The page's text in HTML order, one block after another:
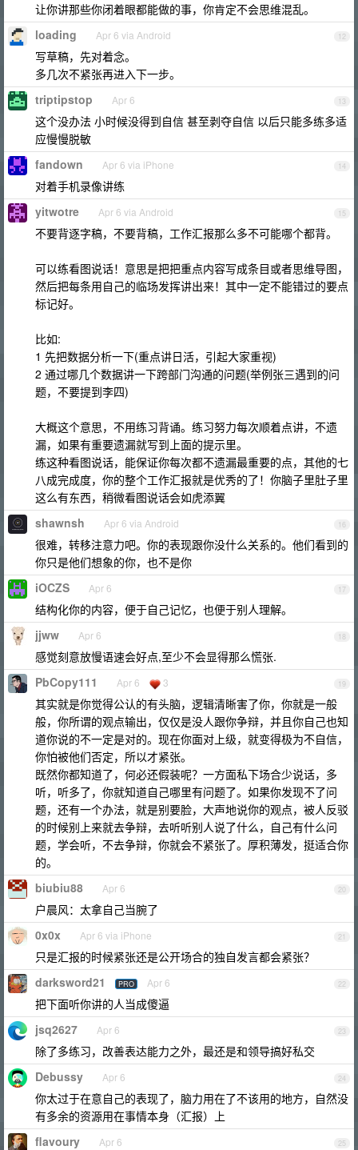
让你讲那些你闭着眼都能做的事，你肯定不会思维混乱。
12
loading Apr 6 via Android
写草稿，先对着念。
多几次不紧张再进入下一步。
13
triptipstop Apr 6
这个没办法 小时候没得到自信 甚至剥夺自信 以后只能多练多适
应慢慢脱敏
14
fandown Apr 6 via iPhone
对着手机录像讲练
15
yitwotre Apr 6 via Android
不要背逐字稿，不要背稿，工作汇报那么多不可能哪个都背。
可以练看图说话！意思是把把重点内容写成条目或者思维导图，
然后把每条用自己的临场发挥讲出来！其中一定不能错过的要点
标记好。
比如:
1 先把数据分析一下(重点讲日活，引起大家重视)
2 通过哪几个数据讲一下跨部门沟通的问题(举例张三遇到的问
题，不要提到李四)
大概这个意思，不用练习背诵。练习努力每次顺着点讲，不遗
漏，如果有重要遗漏就写到上面的提示里。
练这种看图说话，能保证你每次都不遗漏最重要的点，其他的七
八成完成度，你的整个工作汇报就是优秀的了！你脑子里肚子里
这么有东西，稍微看图说话会如虎添翼
16
shawnsh Apr 6 via Android
很难，转移注意力吧。你的表现跟你没什么关系的。他们看到的
你只是他们想象的你，也不是你
17
iOCZS Apr 6
结构化你的内容，便于自己记忆，也便于别人理解。
18
jjww Apr 6
感觉刻意放慢语速会好点,至少不会显得那么慌张.
19
PbCopy111 Apr 6 3
其实就是你觉得公认的有头脑，逻辑清晰害了你，你就是一般
般，你所谓的观点输出，仅仅是没人跟你争辩，并且你自己也知
道你说的不一定是对的。现在你面对上级，就变得极为不自信，
你怕被他们否定，所以才紧张。
既然你都知道了，何必还假装呢？一方面私下场合少说话，多
听，听多了，你就知道自己哪里有问题了。如果你发现不了问
题，还有一个办法，就是别要脸，大声地说你的观点，被人反驳
的时候别上来就去争辩，去听听别人说了什么，自己有什么问
题，学会听，不去争辩，你就会不紧张了。厚积薄发，挺适合你
的。
20
biubiu88 Apr 6
户晨风：太拿自己当腕了
21
0x0x Apr 6 via iPhone
只是汇报的时候紧张还是公开场合的独自发言都会紧张？
22
darksword21 PRO Apr 6
把下面听你讲的人当成傻逼
23
jsq2627 Apr 6
除了多练习，改善表达能力之外，最还是和领导搞好私交
24
Debussy Apr 6
你太过于在意自己的表现了，脑力用在了不该用的地方，自然没
有多余的资源用在事情本身（汇报）上
25
flavoury Apr 6